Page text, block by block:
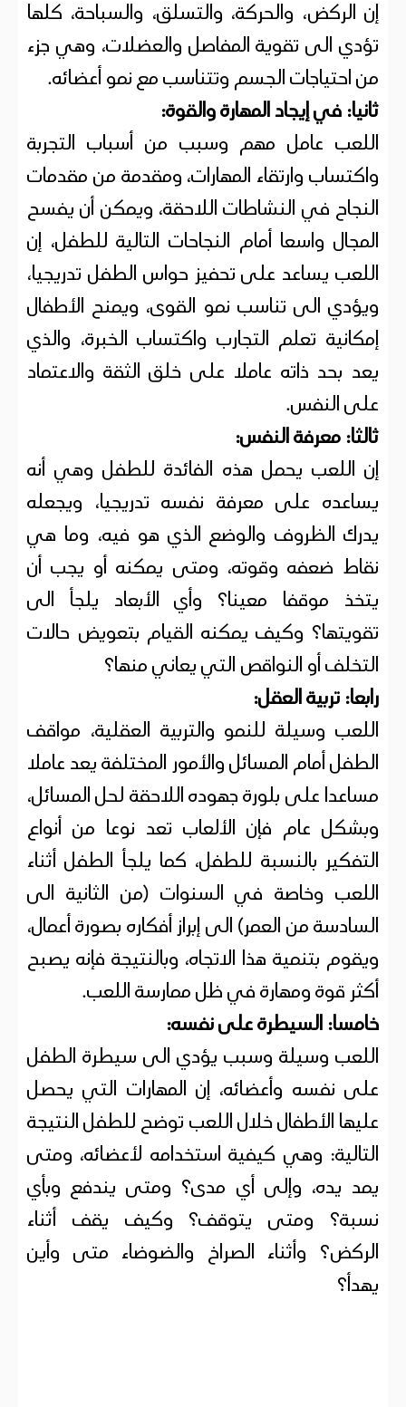
إن الركض، والحركة، والتسلق، والسباحة، كلها
تؤدي الى تقوية المفاصل والعضلات، وهي جزء
من احتياجات الجسم وتتناسب مع نمو أعضائه.
ثانيا: في إيجاد المهارة والقوة:
اللعب عامل مهم وسبب من أسباب التجربة
واكتساب وارتقاء المهارات، ومقدمة من مقدمات
النجاح في النشاطات اللاحقة، ويمكن أن يفسح
المجال واسعا أمام النجاحات التالية للطفل، إن
اللعب يساعد على تحفيز حواس الطفل تدريجيا،
ويؤدي الى تناسب نمو القوى، ويمنح الأطفال
إمكانية تعلم التجارب واكتساب الخبرة، والذي
يعد بحد ذاته عاملا على خلق الثقة والاعتماد
على النفس.
ثالثا: معرفة النفس:
إن اللعب يحمل هذه الفائدة للطفل وهي أنه
يساعده على معرفة نفسه تدريجيا، ويجعله
يدرك الظروف والوضع الذي هو فيه، وما هي
نقاط ضعفه وقوته، ومتى يمكنه أو يجب أن
يتخذ موقفا معينا؟ وأي الأبعاد يلجأ الى
تقويتها؟ وكيف يمكنه القيام بتعويض حالات
التخلف أو النواقص التي يعاني منها؟
رابعا: تربية العقل:
اللعب وسيلة للنمو والتربية العقلية، مواقف
الطفل أمام المسائل والأمور المختلفة يعد عاملا
مساعدا على بلورة جهوده اللاحقة لحل المسائل،
وبشكل عام فإن الألعاب تعد نوعا من أنواع
التفكير بالنسبة للطفل، كما يلجأ الطفل أثناء
اللعب وخاصة في السنوات (من الثانية الى
السادسة من العمر) الى إبراز أفكاره بصورة أعمال،
ويقوم بتنمية هذا الاتجاه، وبالنتيجة فإنه يصبح
أكثر قوة ومهارة في ظل ممارسة اللعب.
خامسا: السيطرة على نفسه:
اللعب وسيلة وسبب يؤدي الى سيطرة الطفل
على نفسه وأعضائه، إن المهارات التي يحصل
عليها الأطفال خلال اللعب توضح للطفل النتيجة
التالية: وهي كيفية استخدامه لأعضائه، ومتى
يمد يده، وإلى أي مدى؟ ومتى يندفع وبأي
نسبة؟ ومتى يتوقف؟ وكيف يقف أثناء
الركض؟ وأثناء الصراخ والضوضاء متى وأين
يهدأ؟